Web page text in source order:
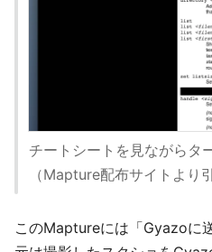
チートシートを見ながらタ
（Mapture配布サイトより引
このMaptureには「Gyazoに